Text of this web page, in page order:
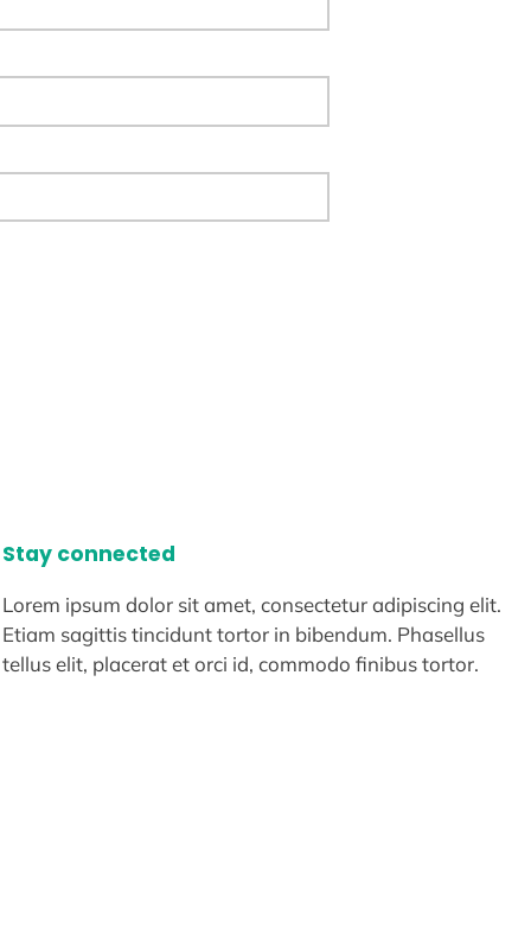
Stay connected
Lorem ipsum dolor sit amet, consectetur adipiscing elit.
Etiam sagittis tincidunt tortor in bibendum. Phasellus
tellus elit, placerat et orci id, commodo finibus tortor.